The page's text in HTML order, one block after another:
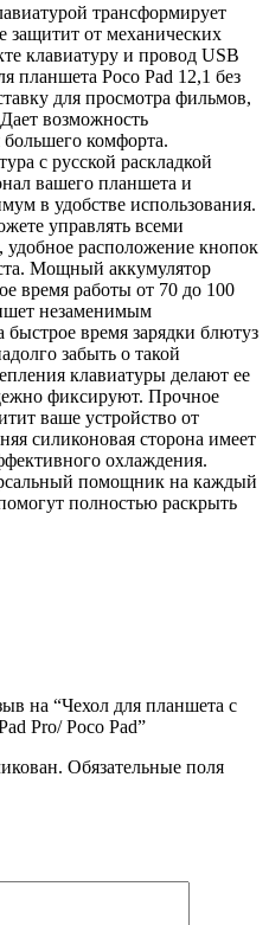
трансформирует
защитит от механических
клавиатуру и провод USB
планшета Poco Pad 12,1 без
для просмотра фильмов,
возможность
большего комфорта.
с русской раскладкой
вашего планшета и
в удобстве использования.
управлять всеми
расположение кнопок
Мощный аккумулятор
время работы от 70 до 100
незаменимым
время зарядки блютуз
забыть о такой
клавиатуры делают ее
фиксируют. Прочное
ваше устройство от
силиконовая сторона имеет
охлаждения.
помощник на каждый
полностью раскрыть
на “Чехол для планшета с
Pro/ Poco Pad”
Обязательные поля